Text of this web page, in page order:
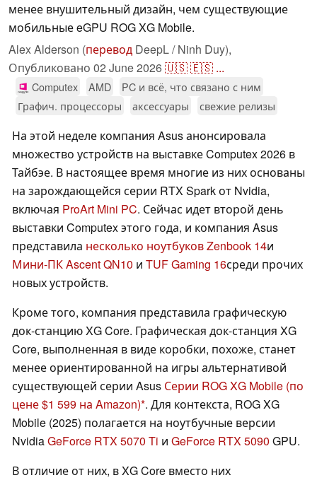
менее внушительный дизайн, чем существующие
мобильные eGPU ROG XG Mobile.
Alex Alderson (перевод DeepL / Ninh Duy),
Опубликовано 02 June 2026🇺🇸🇪🇸 ...
Computex AMD
PC и всё, что связано с ним
Графич. процессоры
аксессуары свежие релизы
На этой неделе компания Asus анонсировала
множество устройств на выставке Computex 2026 в
Тайбэе. В настоящее время многие из них основаны
на зарождающейся серии RTX Spark от Nvidia,
включая ProArt Mini PC. Сейчас идет второй день
выставки Computex этого года, и компания Asus
представила несколько ноутбуков Zenbook 14и
Мини-ПК Ascent QN10 и TUF Gaming 16среди прочих
новых устройств.
Кроме того, компания представила графическую
док-станцию XG Core. Графическая док-станция XG
Core, выполненная в виде коробки, похоже, станет
менее ориентированной на игры альтернативой
существующей серии Asus Серии ROG XG Mobile (по
цене $1 599 на Amazon) . Для контекста, ROG XG
Mobile (2025) полагается на ноутбучные версии
NvidiaGeForce RTX 5070 Ti и GeForce RTX 5090 GPU.
В отличие от них, в XG Core вместо них